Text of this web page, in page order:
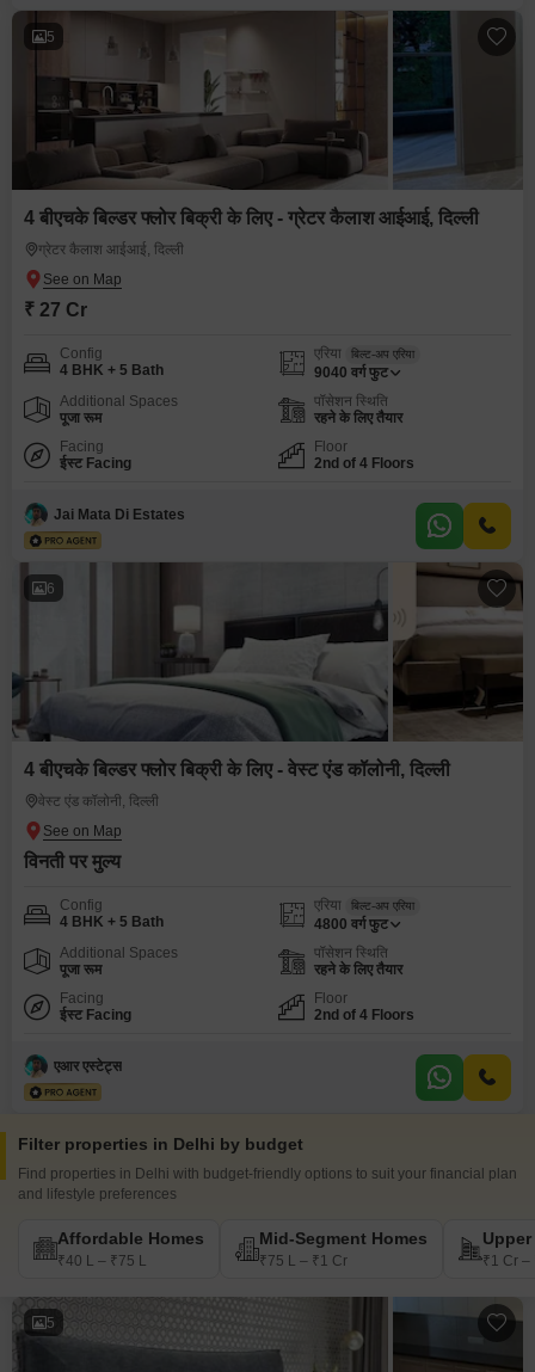
5
4 बीएचके बिल्डर फ्लोर बिक्री के लिए - ग्रेटर कैलाश आईआई, दिल्ली
ग्रेटर कैलाश आईआई, दिल्ली
₹ 27 Cr
Config
4 BHK + 5 Bath
एरिया बिल्ट-अप एरिया
9040 वर्ग फुट
Additional Spaces
पूजा रूम
पॉसेशन स्थिति
रहने के लिए तैयार
Facing
ईस्ट Facing
Floor
2nd of 4 Floors
Jai Mata Di Estates
6
4 बीएचके बिल्डर फ्लोर बिक्री के लिए - वेस्ट एंड कॉलोनी, दिल्ली
वेस्ट एंड कॉलोनी, दिल्ली
विनती पर मुल्य
Config
4 BHK + 5 Bath
एरिया बिल्ट-अप एरिया
4800 वर्ग फुट
Additional Spaces
पूजा रूम
पॉसेशन स्थिति
रहने के लिए तैयार
Facing
ईस्ट Facing
Floor
2nd of 4 Floors
एआर एस्टेट्स
Filter properties in Delhi by budget
Find properties in Delhi with budget-friendly options to suit your financial plan
and lifestyle preferences
Affordable Homes
₹40 L – ₹75 L
Mid-Segment Homes
₹75 L – ₹1 Cr ₹1 Cr –
5